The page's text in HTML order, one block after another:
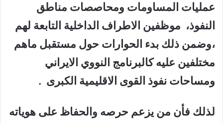
عمليات المساومات ومحاصصات مناطق
النفوذ، موظفين الاطراف الداخلية التابعة لهم
،وضمن ذلك بدء الحوارات حول مستقبل ماهم
مختلفين عليه كالبرنامج النووي الايراني
ومساحات نفوذ القوى الاقليمية الكبرى .
لذلك فأن من يزعم حرصه والحفاظ على هوياته